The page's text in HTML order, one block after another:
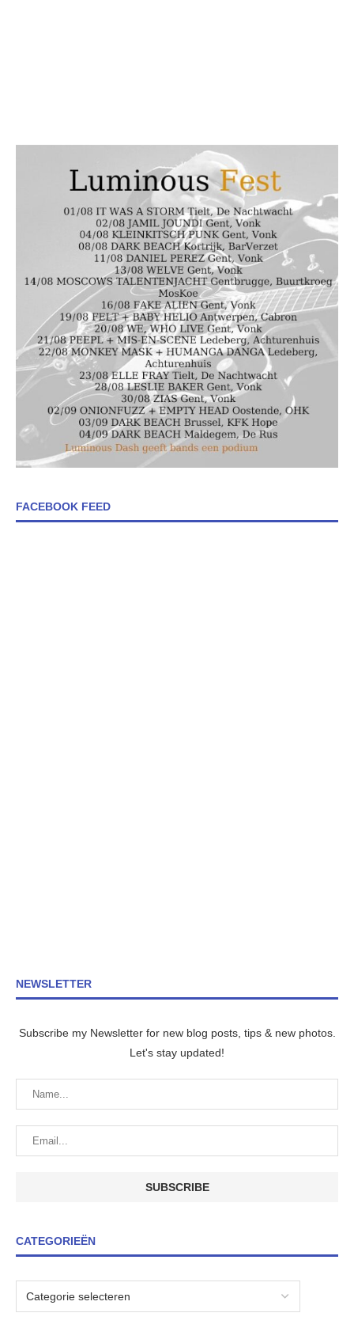
FACEBOOK FEED
NEWSLETTER
Subscribe my Newsletter for new blog posts, tips & new photos.
Let's stay updated!
CATEGORIEËN